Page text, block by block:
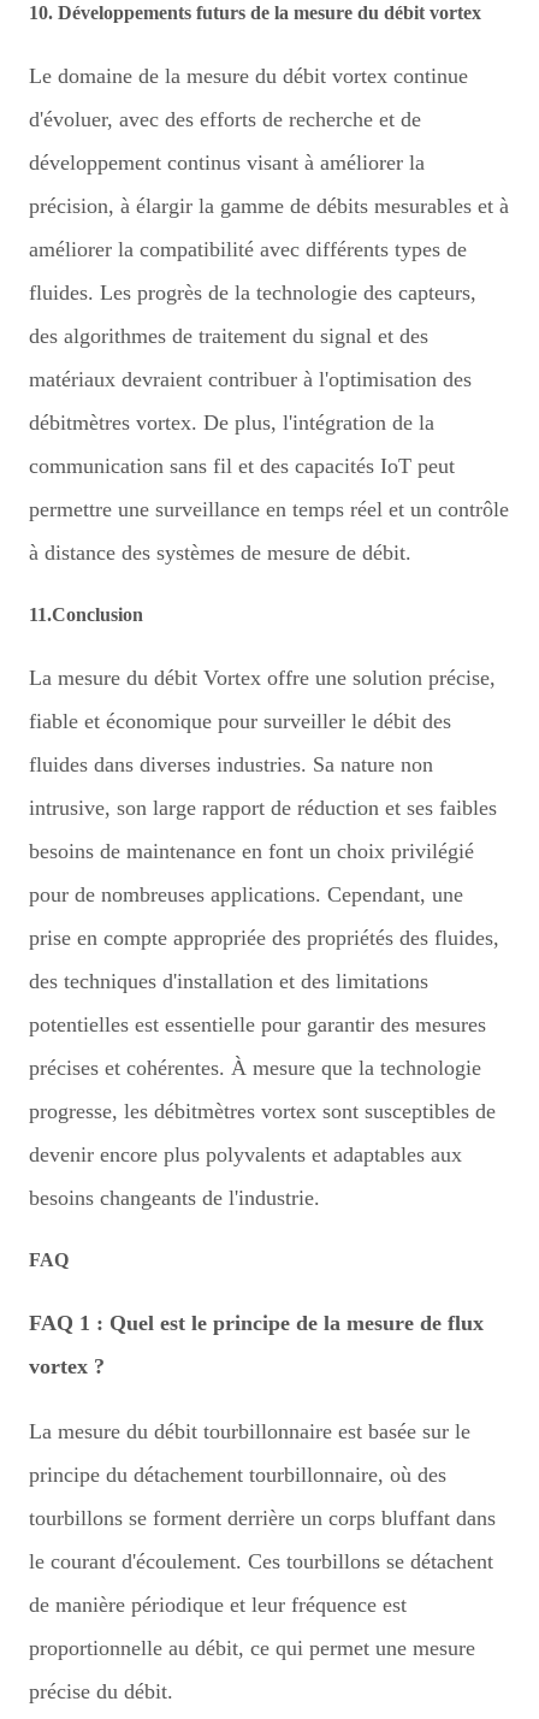
10. Développements futurs de la mesure du débit vortex
Le domaine de la mesure du débit vortex continue
d'évoluer, avec des efforts de recherche et de
développement continus visant à améliorer la
précision, à élargir la gamme de débits mesurables et à
améliorer la compatibilité avec différents types de
fluides. Les progrès de la technologie des capteurs,
des algorithmes de traitement du signal et des
matériaux devraient contribuer à l'optimisation des
débitmètres vortex. De plus, l'intégration de la
communication sans fil et des capacités IoT peut
permettre une surveillance en temps réel et un contrôle
à distance des systèmes de mesure de débit.
11.Conclusion
La mesure du débit Vortex offre une solution précise,
fiable et économique pour surveiller le débit des
fluides dans diverses industries. Sa nature non
intrusive, son large rapport de réduction et ses faibles
besoins de maintenance en font un choix privilégié
pour de nombreuses applications. Cependant, une
prise en compte appropriée des propriétés des fluides,
des techniques d'installation et des limitations
potentielles est essentielle pour garantir des mesures
précises et cohérentes. À mesure que la technologie
progresse, les débitmètres vortex sont susceptibles de
devenir encore plus polyvalents et adaptables aux
besoins changeants de l'industrie.
FAQ
FAQ 1 : Quel est le principe de la mesure de flux
vortex ?
La mesure du débit tourbillonnaire est basée sur le
principe du détachement tourbillonnaire, où des
tourbillons se forment derrière un corps bluffant dans
le courant d'écoulement. Ces tourbillons se détachent
de manière périodique et leur fréquence est
proportionnelle au débit, ce qui permet une mesure
précise du débit.